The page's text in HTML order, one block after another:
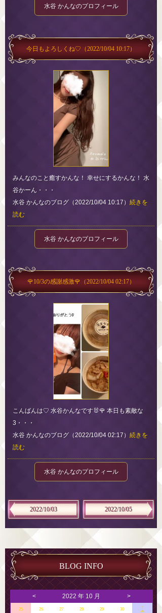
水谷 かんなのプロフィール
今日もよろしくね♡ （2022/10/04 10:17）
みんなのこと癒すかんな！ 幸せにするかんな！ 水
谷かーん・・・
水谷 かんなのブログ（2022/10/04 10:17） 続きを
読む
水谷 かんなのプロフィール
🌹10/3の感謝感激🌹 （2022/10/04 02:17）
こんばんは♡ 水谷かんなです🐰🌹 本日も素敵な
3・・・
水谷 かんなのブログ（2022/10/04 02:17） 続きを
読む
水谷 かんなのプロフィール
2022/10/03 2022/10/05
BLOG INFO
< 2022 年 10 月 >
25 26 27 28 29 30
1